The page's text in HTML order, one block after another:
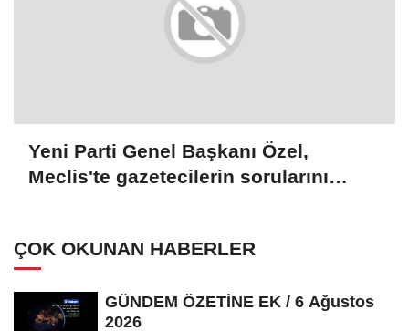
Yeni Parti Genel Başkanı Özel,
Meclis'te gazetecilerin sorularını
ÇOK OKUNAN HABERLER
GÜNDEM ÖZETİNE EK / 6 Ağustos
2026